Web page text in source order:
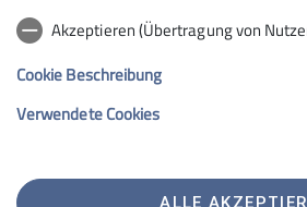
Hochrieshütte
Sektion Rosenheim des Deutschen Alpenvereins e.V.
Telefon +4980312716030
Akzeptieren (Übertragung von
Cookie Beschreibung
Verwendete Cookies
ALLE